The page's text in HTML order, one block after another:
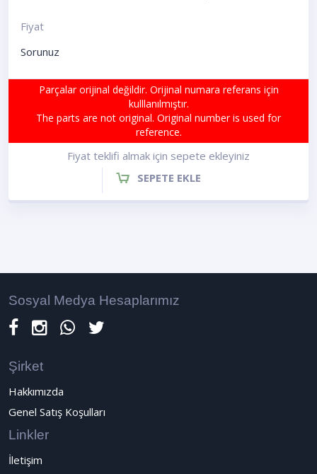
Fiyat
Sorunuz
Parçalar orijinal değildir. Orijinal numara referans için
kulllanılmıştır.
The parts are not original. Original number is used for
reference.
Fiyat teklifi almak için sepete ekleyiniz
SEPETE EKLE
Sosyal Medya Hesaplarımız
Şirket
Hakkımızda
Genel Satış Koşulları
Linkler
İletişim